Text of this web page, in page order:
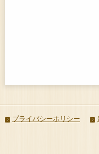
プライバシーポリシー